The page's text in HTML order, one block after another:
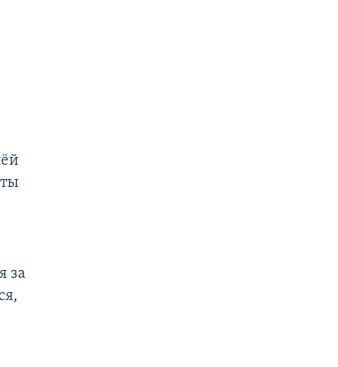
за